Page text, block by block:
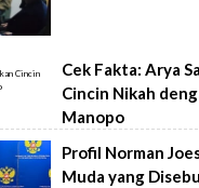
Cek Fakta: Arya
Cincin Nikah
Manopo
Profil Norman
Muda yang